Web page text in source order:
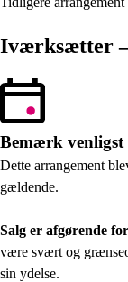
Iværksætter –
Bemærk venligst
Dette arrangement
gældende.
Salg er afgørende
være svært og
sin ydelse.